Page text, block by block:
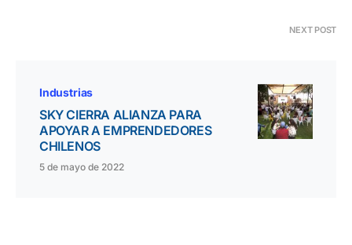
NEXT POST
Industrias
SKY CIERRA ALIANZA PARA
APOYAR A EMPRENDEDORES
CHILENOS
5 de mayo de 2022